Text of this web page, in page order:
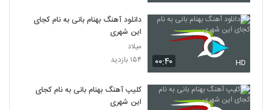
۰۰:۴۰ HD
دانلود آهنگ بهنام بانی به نام کجای
این شهری
میلاد
۱۵۴ بازدید
کلیپ آهنگ بهنام بانی به نام کجای
این شهری